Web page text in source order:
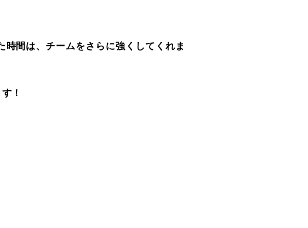
間は、チームをさらに強くしてくれま
！